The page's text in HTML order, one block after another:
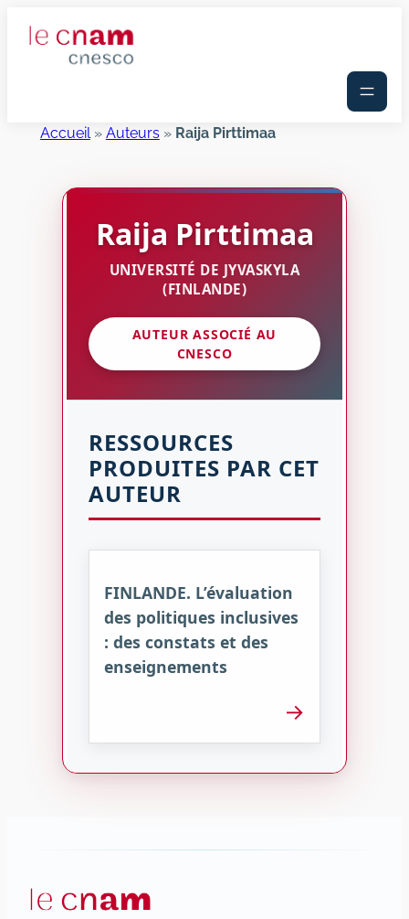
Accueil» Auteurs» Raija Pirttimaa
Raija Pirttimaa
UNIVERSITÉ DE JYVASKYLA
(FINLANDE)
AUTEUR ASSOCIÉ AU
CNESCO
RESSOURCES
PRODUITES PAR CET
AUTEUR
FINLANDE. L’évaluation
des politiques inclusives
: des constats et des
enseignements
→